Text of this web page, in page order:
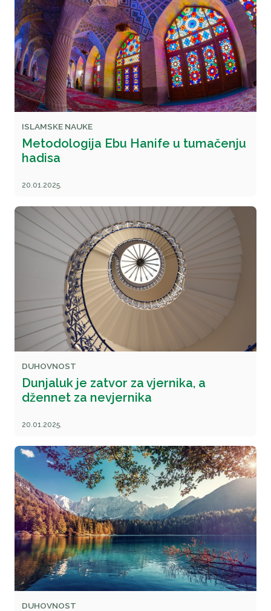
ISLAMSKE NAUKE
Metodologija Ebu Hanife u tumačenju
hadisa
20.01.2025.
DUHOVNOST
Dunjaluk je zatvor za vjernika, a
džennet za nevjernika
20.01.2025.
DUHOVNOST